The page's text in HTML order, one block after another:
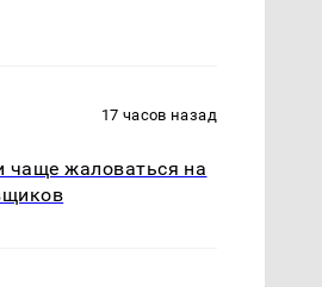
17 часов назад
чаще жаловаться на